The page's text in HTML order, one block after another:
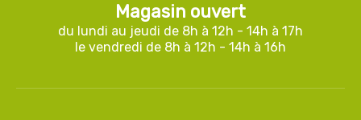
Magasin ouvert
du lundi au jeudi de 8h à 12h - 14h à 17h
le vendredi de 8h à 12h - 14h à 16h